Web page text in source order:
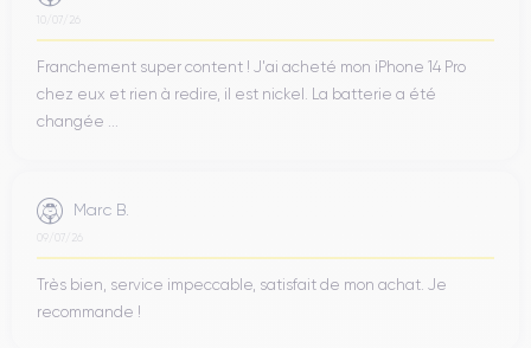
10/07/26
Franchement super content ! J'ai acheté mon iPhone 14 Pro
chez eux et rien à redire, il est nickel. La batterie a été
changée ...
Marc B.
09/07/26
Très bien, service impeccable, satisfait de mon achat. Je
recommande !